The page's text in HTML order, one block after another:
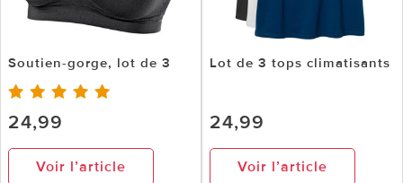
Soutien-gorge, lot de 3
24,99
Voir l’article
Lot de 3 tops climatisants
24,99
Voir l’article